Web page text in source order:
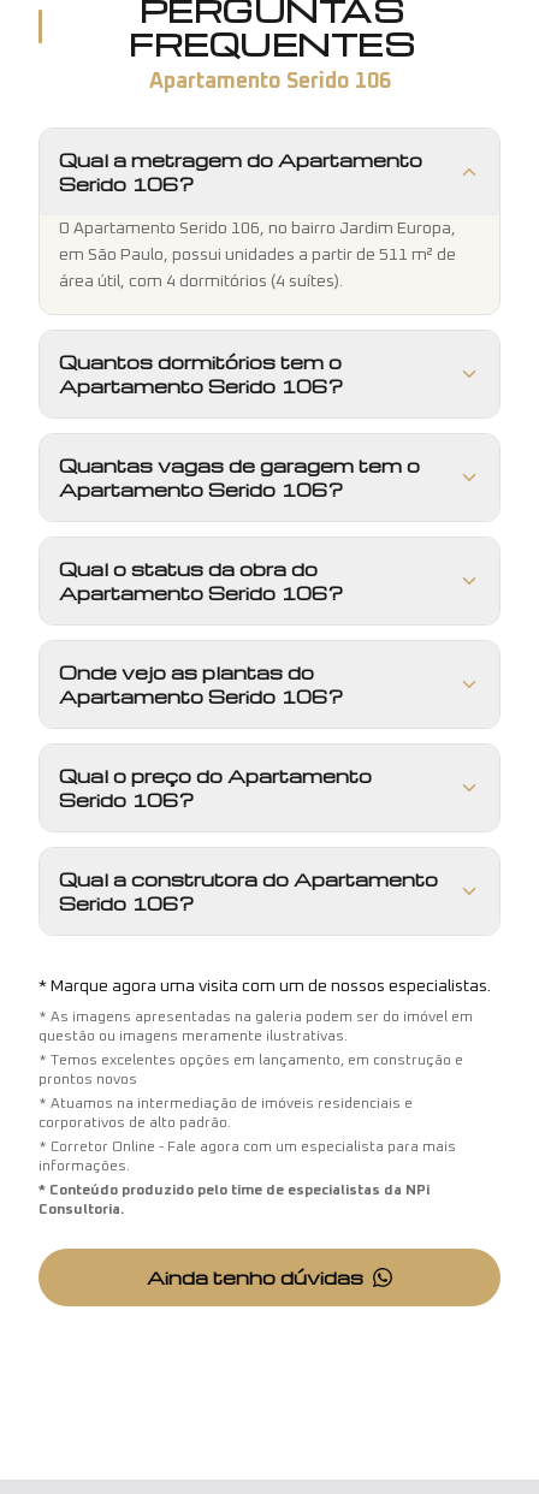
PERGUNTAS
FREQUENTES
Apartamento Serido 106
Qual a metragem do Apartamento
Serido 106?
O Apartamento Serido 106, no bairro Jardim Europa,
em São Paulo, possui unidades a partir de 511 m² de
área útil, com 4 dormitórios (4 suítes).
Quantos dormitórios tem o
Apartamento Serido 106?
Quantas vagas de garagem tem o
Apartamento Serido 106?
Qual o status da obra do
Apartamento Serido 106?
Onde vejo as plantas do
Apartamento Serido 106?
Qual o preço do Apartamento
Serido 106?
Qual a construtora do Apartamento
Serido 106?
* Marque agora uma visita com um de nossos especialistas.
* As imagens apresentadas na galeria podem ser do imóvel em
questão ou imagens meramente ilustrativas.
* Temos excelentes opções em lançamento, em construção e
prontos novos
* Atuamos na intermediação de imóveis residenciais e
corporativos de alto padrão.
* Corretor Online - Fale agora com um especialista para mais
informações.
* Conteúdo produzido pelo time de especialistas da NPi
Consultoria.
Ainda tenho dúvidas